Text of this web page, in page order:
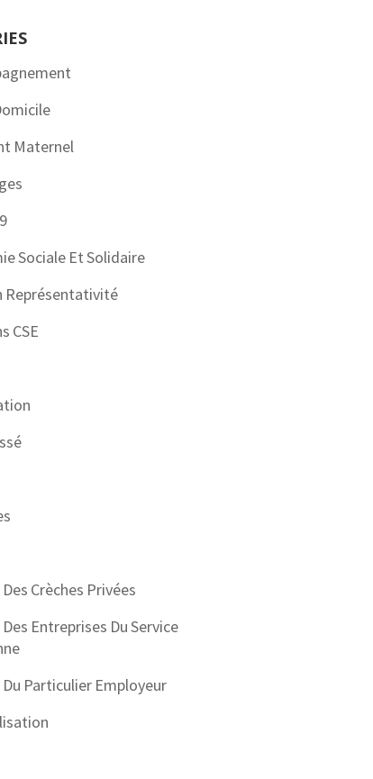
Maternel
Sociale Et Solidaire
Représentativité
CSE
Crèches Privées
Entreprises Du Service
Du Particulier Employeur